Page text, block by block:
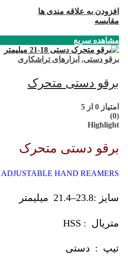
افزودن به علاقه مندی ها
مقایسه
مشاهده سریع
برقو دستی, ابزارهای تراشکاری
برقو دستی متحرک
امتیاز 0 از 5
(0)
Highlight
برقو دستی متحرک
ADJUSTABLE HAND REAMERS
سایز :23.8–21.4 میلیمتر
متریال : HSS
تیپ : دستی